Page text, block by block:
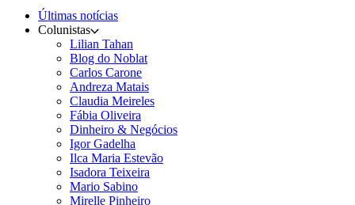
Últimas notícias
Colunistas
Lilian Tahan
Blog do Noblat
Carlos Carone
Andreza Matais
Claudia Meireles
Fábia Oliveira
Dinheiro & Negócios
Igor Gadelha
Ilca Maria Estevão
Isadora Teixeira
Mario Sabino
Mirelle Pinheiro